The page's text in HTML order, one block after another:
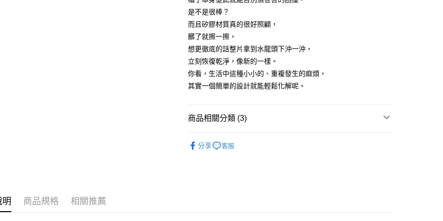
付客戶支援中心」https://netprotections.freshdesk.com/support/home
【注意事項】
１．透過由恩沛科技股份有限公司提供之「AFTEE先享後付」服務完成之
交易，需依本服務之必要範圍內提供個人資料，並將交易相關給付款項請
求債權轉讓予恩沛科技股份有限公司。
https://aftee.tw/terms/#terms3
３．未成年的使用者請事先徵得法定代理人或監護人之同意方可使用
「AFTEE先享後付」，若未經同意申辦者引起之損失，本公司不負相關責
任。
結果請求用戶進行身份認證。
動。
每筆NT$100，滿NT$799(含以上)免運費
離島宅配
每筆NT$150
是不是很棒？
而且矽膠材質真的很好照顧，
髒了就擦一擦，
想更徹底的話整片拿到水龍頭下沖一沖，
立刻恢復乾淨，像新的一樣。
你看，生活中這種小小的、重複發生的麻煩，
其實一個簡單的設計就能輕鬆化解呢。
商品相關分類 (3)
分享 客服
明 商品規格 相關推薦